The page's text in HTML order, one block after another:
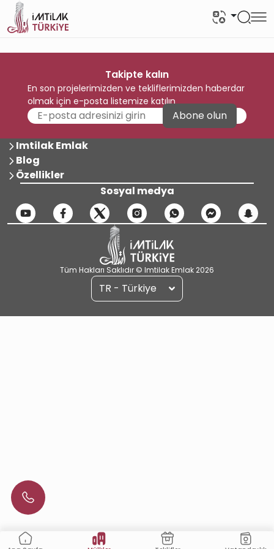
Takipte kalın
En son projelerimizden ve tekliflerimizden haberdar
olmak için e-posta listemize katılın
Abone olun
Imtilak Emlak
Blog
Özellikler
Sosyal medya
Tüm Hakları Saklıdır © Imtilak Emlak 2026
TR - Türkiye